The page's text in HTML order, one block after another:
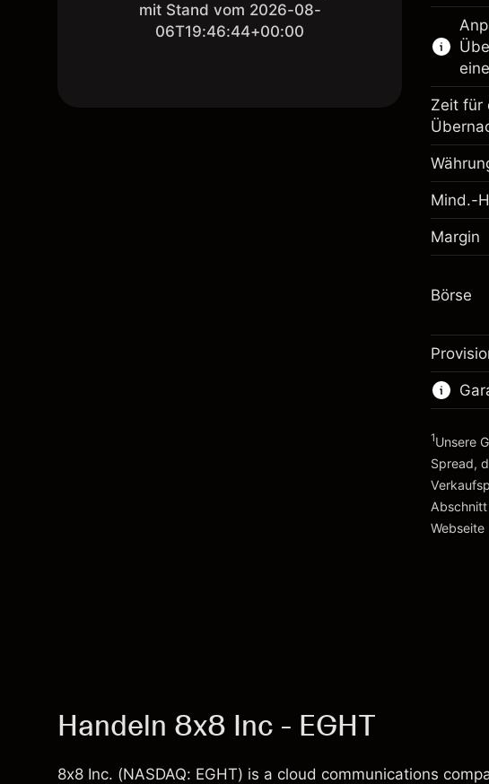
mit Stand vom 2026-08-
06T19:46:44+00:00
CFDs
Zeit für
Mind.-
Margin
Börse
1Unsere
Spread,
Webseite
Handeln 8x8 Inc - EGHT
8x8 Inc. (NASDAQ: EGHT) is a cloud communications